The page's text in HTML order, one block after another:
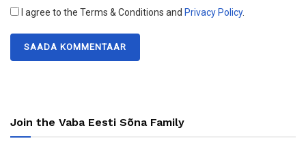
I agree to the Terms & Conditions and Privacy Policy.
Join the Vaba Eesti Sõna Family